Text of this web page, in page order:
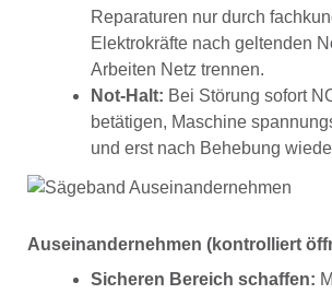
Reparaturen nur durch
Elektrokräfte nach geltenden
Arbeiten Netz trennen.
Not-Halt: Bei Störung sofort
betätigen, Maschine
und erst nach Behebung
Auseinandernehmen (kontrolliert
Sicheren Bereich schaffen: